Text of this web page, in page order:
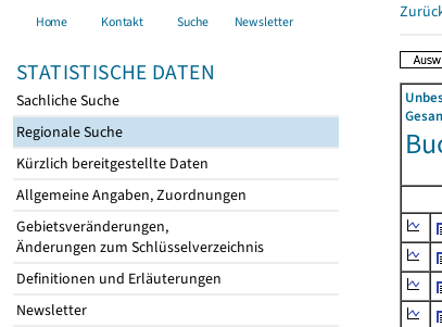
Home Kontakt Suche Newsletter
STATISTISCHE DATEN
Sachliche Suche
Regionale Suche
Kürzlich bereitgestellte Daten
Allgemeine Angaben, Zuordnungen
Gebietsveränderungen,
Änderungen zum Schlüsselverzeichnis
Definitionen und Erläuterungen
Newsletter